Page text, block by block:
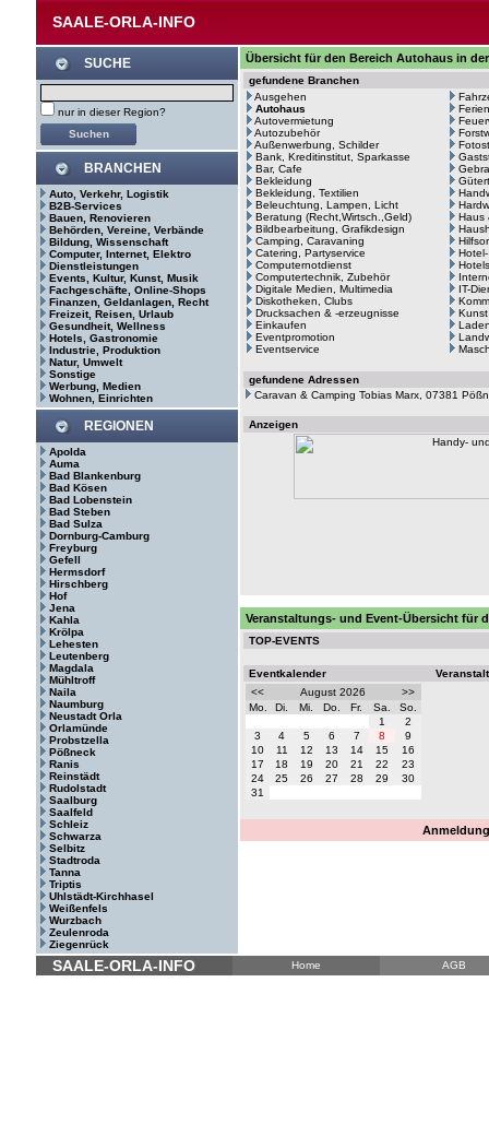
SAALE-ORLA-INFO
SUCHE
nur in dieser Region?
BRANCHEN
Auto, Verkehr, Logistik
B2B-Services
Bauen, Renovieren
Behörden, Vereine, Verbände
Bildung, Wissenschaft
Computer, Internet, Elektro
Dienstleistungen
Events, Kultur, Kunst, Musik
Fachgeschäfte, Online-Shops
Finanzen, Geldanlagen, Recht
Freizeit, Reisen, Urlaub
Gesundheit, Wellness
Hotels, Gastronomie
Industrie, Produktion
Natur, Umwelt
Sonstige
Werbung, Medien
Wohnen, Einrichten
REGIONEN
Apolda
Auma
Bad Blankenburg
Bad Kösen
Bad Lobenstein
Bad Steben
Bad Sulza
Dornburg-Camburg
Freyburg
Gefell
Hermsdorf
Hirschberg
Hof
Jena
Kahla
Krölpa
Lehesten
Leutenberg
Magdala
Mühltroff
Naila
Naumburg
Neustadt Orla
Orlamünde
Probstzella
Pößneck
Ranis
Reinstädt
Rudolstadt
Saalburg
Saalfeld
Schleiz
Schwarza
Selbitz
Stadtroda
Tanna
Triptis
Uhlstädt-Kirchhasel
Weißenfels
Wurzbach
Zeulenroda
Ziegenrück
Übersicht für den Bereich Autohaus in
gefundene Branchen
Ausgehen
Autohaus
Autovermietung
Autozubehör
Außenwerbung, Schilder
Bank, Kreditinstitut, Sparkasse
Bar, Cafe
Bekleidung
Bekleidung, Textilien
Beleuchtung, Lampen, Licht
Beratung (Recht,Wirtsch.,Geld)
Bildbearbeitung, Grafikdesign
Camping, Caravaning
Catering, Partyservice
Computernotdienst
Computertechnik, Zubehör
Digitale Medien, Multimedia
Diskotheken, Clubs
Drucksachen & -erzeugnisse
Einkaufen
Eventpromotion
Eventservice
Haus
IT-
Kunst
gefundene Adressen
Caravan & Camping Tobias Marx, 07381
Anzeigen
Veranstaltungs- und Event-Übersicht für
TOP-EVENTS
Eventkalender
<<
August 2026
>>
Mo.
Di. Mi. Do. Fr. Sa.
So.
1
2
3
4 5 6 7 8
9
10
11 12 13 14 15
16
17
18 19 20 21 22
23
24
25 26 27 28 29
30
31
SAALE-ORLA-INFO Home AGB